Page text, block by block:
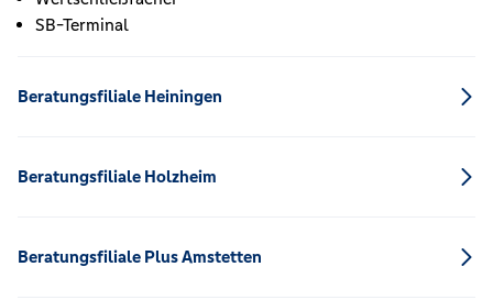
SB-Terminal
Beratungsfiliale Heiningen
Beratungsfiliale Holzheim
Beratungsfiliale Plus Amstetten